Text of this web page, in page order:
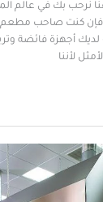
نرحب بك في عالم
فإن كنت صاحب
لديك أجهزة فائضة
لأننا